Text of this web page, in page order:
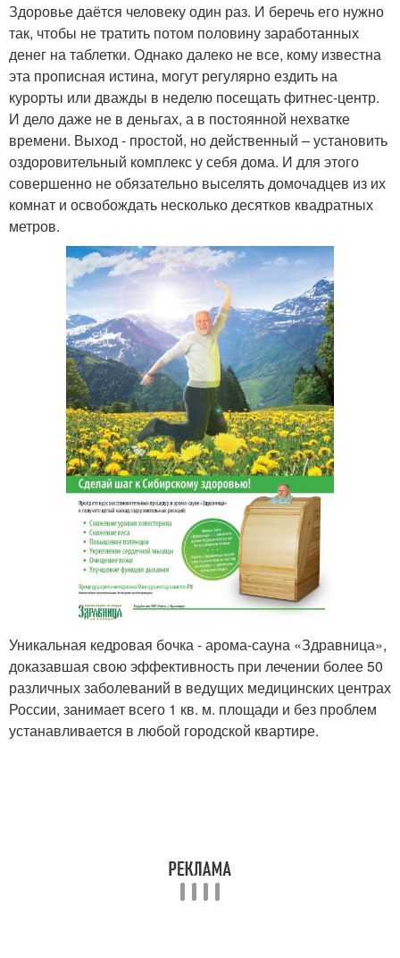
Здоровье даётся человеку один раз. И беречь его нужно
так, чтобы не тратить потом половину заработанных
денег на таблетки. Однако далеко не все, кому известна
эта прописная истина, могут регулярно ездить на
курорты или дважды в неделю посещать фитнес-центр.
И дело даже не в деньгах, а в постоянной нехватке
времени. Выход - простой, но действенный – установить
оздоровительный комплекс у себя дома. И для этого
совершенно не обязательно выселять домочадцев из их
комнат и освобождать несколько десятков квадратных
метров.
Уникальная кедровая бочка - арома-сауна «Здравница»,
доказавшая свою эффективность при лечении более 50
различных заболеваний в ведущих медицинских центрах
России, занимает всего 1 кв. м. площади и без проблем
устанавливается в любой городской квартире.